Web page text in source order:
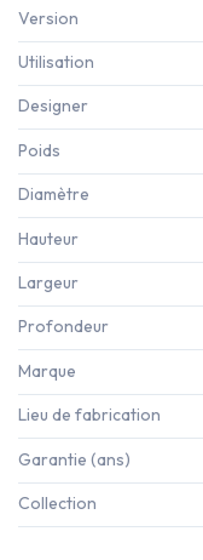
Version
Utilisation
Designer
Poids
Diamètre
Hauteur
Largeur
Profondeur
Marque
Lieu de fabrication
Garantie (ans)
Collection